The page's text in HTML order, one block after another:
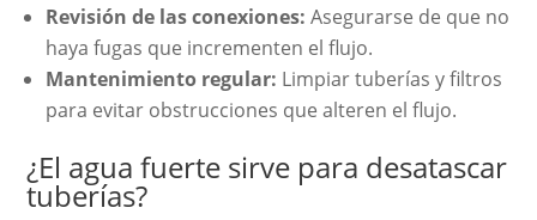
Revisión de las conexiones: Asegurarse de que no
haya fugas que incrementen el flujo.
Mantenimiento regular: Limpiar tuberías y filtros
para evitar obstrucciones que alteren el flujo.
¿El agua fuerte sirve para desatascar
tuberías?